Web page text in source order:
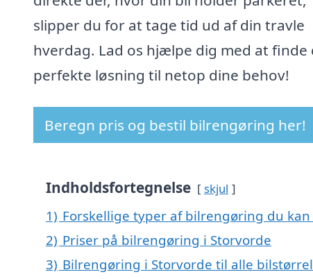
slipper du for at tage tid ud af din travle
hverdag. Lad os hjælpe dig med at finde
perfekte løsning til netop dine behov!
Beregn pris og bestil bilrengøring her!
Indholdsfortegnelse skjul
1) Forskellige typer af bilrengøring du
2) Priser på bilrengøring i Storvorde
3) Bilrengøring i Storvorde til alle